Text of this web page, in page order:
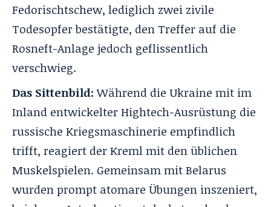
Fedorischtschew, lediglich zwei zivile
Todesopfer bestätigte, den Treffer auf die
Rosneft-Anlage jedoch geflissentlich
verschwieg.
Das Sittenbild:Während die Ukraine mit im
Inland entwickelter Hightech-Ausrüstung die
russische Kriegsmaschinerie empfindlich
trifft, reagiert der Kreml mit den üblichen
Muskelspielen. Gemeinsam mit Belarus
wurden prompt atomare Übungen inszeniert,